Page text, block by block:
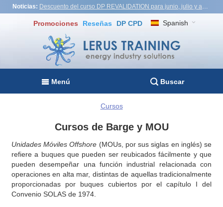
Noticias: Descuento del curso DP REVALIDATION para junio, julio y agosto - USD1,000! Vietnam, Turquía, Malasia
Promociones Reseñas DP CPD Spanish
Menú Buscar
Cursos
Cursos de Barge y MOU
Unidades Móviles Offshore (MOUs, por sus siglas en inglés) se
refiere a buques que pueden ser reubicados fácilmente y que
pueden desempeñar una función industrial relacionada con
operaciones en alta mar, distintas de aquellas tradicionalmente
proporcionadas por buques cubiertos por el capítulo I del
Convenio SOLAS de 1974.